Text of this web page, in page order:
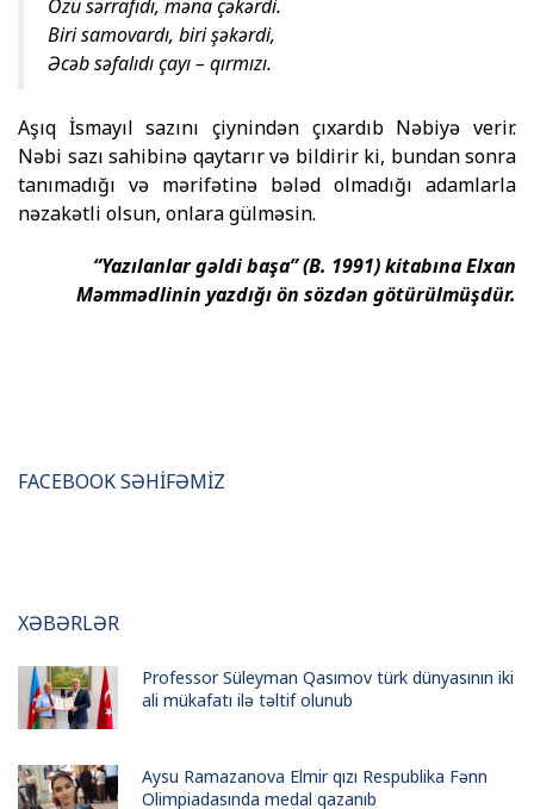
Özü sərrafıdı, məna çəkərdi.
Biri samovardı, biri şəkərdi,
Əcəb səfalıdı çayı – qırmızı.
Aşıq İsmayıl sazını çiynindən çıxardıb Nəbiyə verir.
Nəbi sazı sahibinə qaytarır və bildirir ki, bundan sonra
tanımadığı və mərifətinə bələd olmadığı adamlarla
nəzakətli olsun, onlara gülməsin.
“Yazılanlar gəldi başa” (B. 1991) kitabına Elxan
Məmmədlinin yazdığı ön sözdən götürülmüşdür.
FACEBOOK SƏHİFƏMİZ
XƏBƏRLƏR
Professor Süleyman Qasımov türk dünyasının iki
ali mükafatı ilə təltif olunub
Aysu Ramazanova Elmir qızı Respublika Fənn
Olimpiadasında medal qazanıb